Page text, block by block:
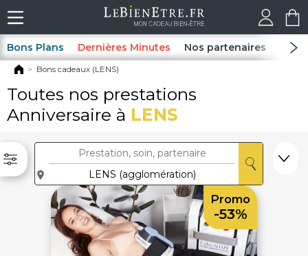
Bons Plans Dernières Minutes Nos partenaires Spas
Bons cadeaux (LENS)
Toutes nos prestations
Anniversaire à LENS
Promo
-53%